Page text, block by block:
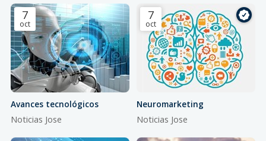
7
oct
Avances tecnológicos
Noticias Jose
7
oct
Neuromarketing
Noticias Jose